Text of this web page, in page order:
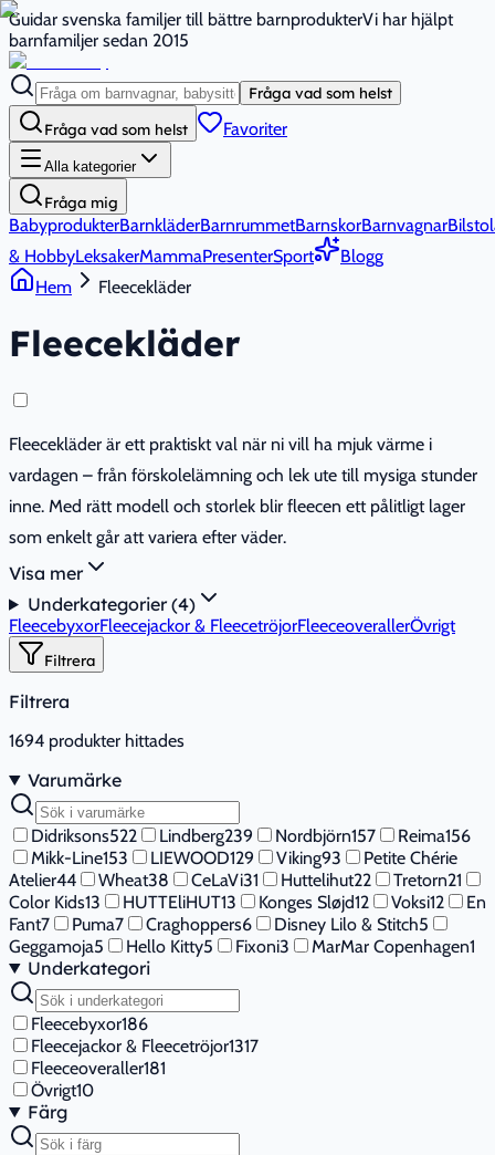
Guidar svenska familjer till bättre barnprodukterVi har hjälpt
barnfamiljer sedan 2015
Fråga vad som helst
Fråga vad som helst Favoriter
Alla kategorier
Fråga mig
BabyprodukterBarnkläderBarnrummetBarnskorBarnvagnar
& HobbyLeksakerMammaPresenterSport
Blogg
Hem
Fleecekläder
Fleecekläder
Fleecekläder är ett praktiskt val när ni vill ha mjuk värme i
vardagen – från förskolelämning och lek ute till mysiga stunder
inne. Med rätt modell och storlek blir fleecen ett pålitligt lager
som enkelt går att variera efter väder.
Här kan du jämföra fleeceplagg utifrån bland annat
materialkänsla, tjocklek, passform och hur plagget fungerar i
lager-på-lager. På så sätt blir det lättare att välja rätt till både
baby och äldre barn.
jacka/ytterlager i svalt väder, som mellanlager under skalplagg
eller som mysfleece hemma.
Visa mer
Underkategorier (4)
FleecebyxorFleecejackor & FleecetröjorFleeceoverallerÖvrigt
Filtrera
Filtrera
1694 produkter hittades
Varumärke
Didriksons522 Lindberg239 Nordbjörn157 Reima156
Mikk-Line153 LIEWOOD129 Viking93
Petite Chérie
Atelier44 Wheat38 CeLaVi31 Huttelihut22 Tretorn21
Color Kids13 HUTTEliHUT13 Konges Sløjd12 Voksi12
En
Fant7 Puma7 Craghoppers6 Disney Lilo & Stitch5
Geggamoja5 Hello Kitty5 Fixoni3 MarMar Copenhagen1
Underkategori
Fleecebyxor186
Fleecejackor & Fleecetröjor1317
Fleeceoveraller181
Övrigt10
Färg